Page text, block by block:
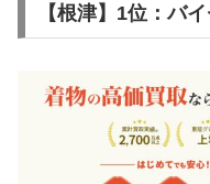
【根津】1位：バ